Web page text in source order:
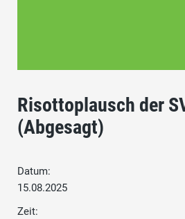
Risottoplausch der
(Abgesagt)
Datum:
15.08.2025
Zeit: